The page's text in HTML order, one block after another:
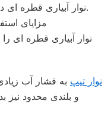
نوار آبیاری قطره ای در گلخانه ها نیز قابل استفاده می باشد.
مزایای
نوار آبیاری قطره ای
نوار تیپ به فشار آب
و بلندی محدود نیز